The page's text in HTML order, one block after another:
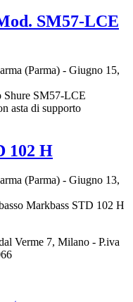
SM57-LCE
(Parma) - Giugno 15,
Shure SM57-LCE
asta di supporto
102 H
(Parma) - Giugno 13,
Markbass STD 102 H
Verme 7, Milano - P.iva